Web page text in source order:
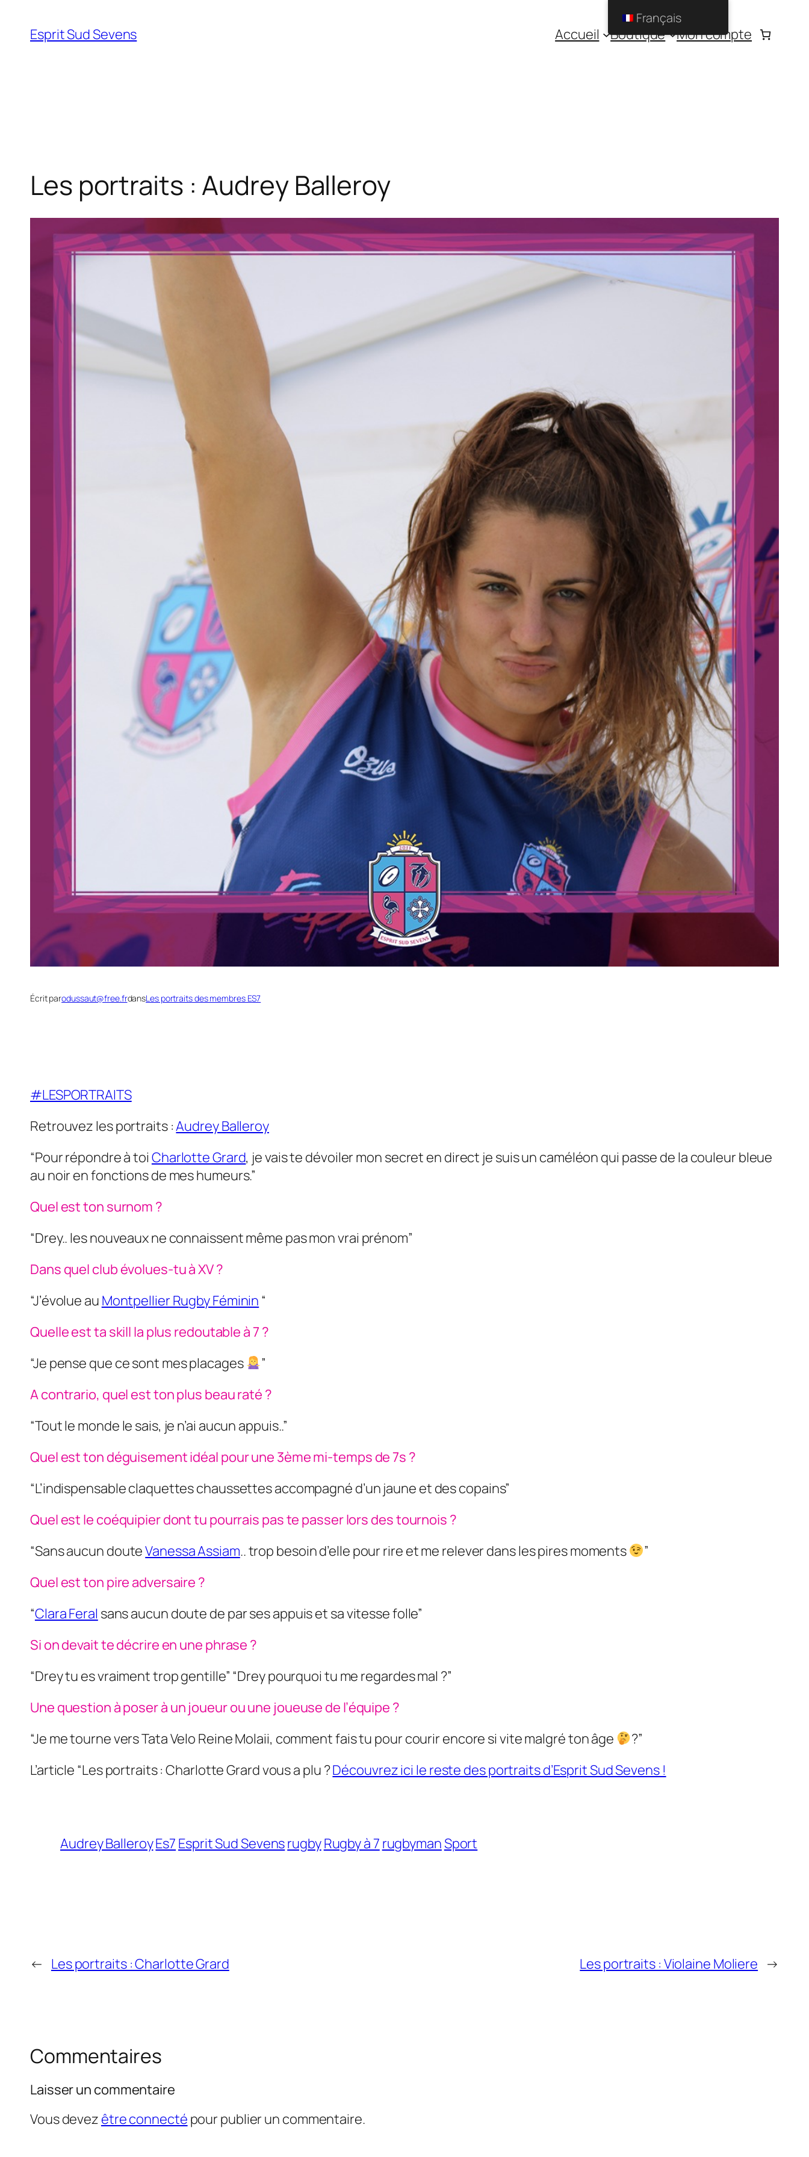
Esprit Sud Sevens Accueil Boutique Mon compte
Les portraits : Audrey Balleroy
Écrit parodussaut@free.frdansLes portraits des membres ES7
#LESPORTRAITS
Retrouvez les portraits :Audrey Balleroy
“Pour répondre à toi Charlotte Grard, je vais te dévoiler mon secret en direct je suis un caméléon qui passe de la couleur bleue
au noir en fonctions de mes humeurs.”
Quel est ton surnom ?
“Drey.. les nouveaux ne connaissent même pas mon vrai prénom”
Dans quel club évolues-tu à XV ?
“J’évolue au Montpellier Rugby Féminin “
Quelle est ta skill la plus redoutable à 7 ?
“Je pense que ce sont mes placages
”
A contrario, quel est ton plus beau raté ?
“Tout le monde le sais, je n’ai aucun appuis..”
Quel est ton déguisement idéal pour une 3ème mi-temps de 7s ?
“L’indispensable claquettes chaussettes accompagné d’un jaune et des copains”
Quel est le coéquipier dont tu pourrais pas te passer lors des tournois ?
“Sans aucun douteVanessa Assiam.. trop besoin d’elle pour rire et me relever dans les pires moments
”
Quel est ton pire adversaire ?
“Clara Feral sans aucun doute de par ses appuis et sa vitesse folle”
Si on devait te décrire en une phrase ?
“Drey tu es vraiment trop gentille” “Drey pourquoi tu me regardes mal ?”
Une question à poser à un joueur ou une joueuse de l’équipe ?
“Je me tourne vers Tata Velo Reine Molaii, comment fais tu pour courir encore si vite malgré ton âge
?”
L’article “Les portraits : Charlotte Grard vous a plu ?Découvrez ici le reste des portraits d’Esprit Sud Sevens !
Audrey BalleroyEs7 Esprit Sud SevensrugbyRugby à 7 rugbymanSport
← Les portraits : Charlotte Grard Les portraits : Violaine Moliere →
Commentaires
Laisser un commentaire
Vous devez être connecté pour publier un commentaire.
Français